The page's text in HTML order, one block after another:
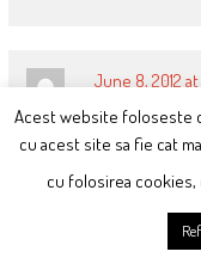
Sandu
June 8, 2012 at
scarboasa
si sorin
gadea s-a purtat ca un
incomoda, nicio tema
lasat pe oprescu sa
Acest website foloseste
cu acest site sa fie cat
cu folosirea cookies,